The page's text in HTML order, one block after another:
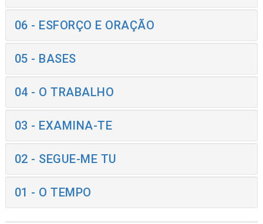
06 - ESFORÇO E ORAÇÃO
05 - BASES
04 - O TRABALHO
03 - EXAMINA-TE
02 - SEGUE-ME TU
01 - O TEMPO